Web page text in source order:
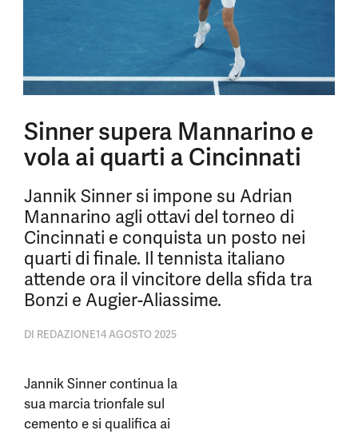
Sinner supera Mannarino e
vola ai quarti a Cincinnati
Jannik Sinner si impone su Adrian
Mannarino agli ottavi del torneo di
Cincinnati e conquista un posto nei
quarti di finale. Il tennista italiano
attende ora il vincitore della sfida tra
Bonzi e Augier-Aliassime.
DI REDAZIONE14 AGOSTO 2025
Jannik Sinner continua la
sua marcia trionfale sul
cemento e si qualifica ai